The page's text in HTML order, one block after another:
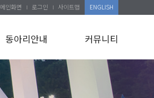
메인화면 로그인 사이트맵 ENGLISH
동아리안내 커뮤니티